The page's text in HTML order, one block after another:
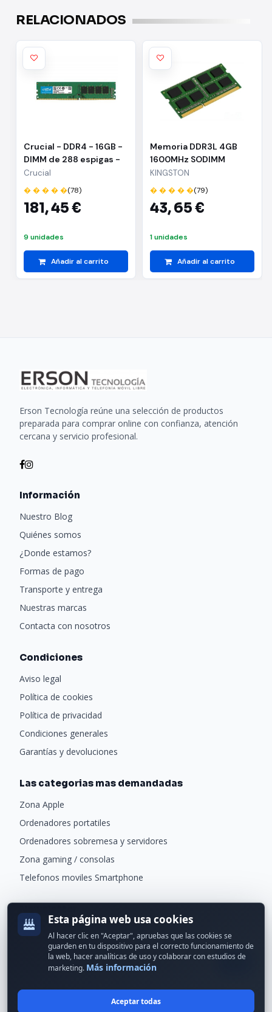
RELACIONADOS
Crucial - DDR4 - 16GB -
DIMM de 288 espigas -
sin búfer - 3200 MHz /
PC4-25600 - CL22 - 1.2
V - no ECC
Crucial
� � � � �(78)
181,45 €
9 unidades
Añadir al carrito
Memoria DDR3L 4GB
1600MHz SODIMM
KINGSTON
� � � � �(79)
43,65 €
1 unidades
Añadir al carrito
Erson Tecnología reúne una selección de productos
preparada para comprar online con confianza, atención
cercana y servicio profesional.
Información
Nuestro Blog
Quiénes somos
¿Donde estamos?
Formas de pago
Transporte y entrega
Nuestras marcas
Contacta con nosotros
Condiciones
Aviso legal
Política de cookies
Política de privacidad
Condiciones generales
Garantías y devoluciones
Las categorias mas demandadas
Zona Apple
Ordenadores portatiles
Ordenadores sobremesa y servidores
Zona gaming / consolas
Telefonos moviles Smartphone
Recibe ofertas exclusivas y novedades.
Esta página web usa cookies
Al hacer clic en "Aceptar", apruebas que las cookies se
guarden en tu dispositivo para el correcto funcionamiento de
la web, hacer analíticas de uso y colaborar con estudios de
marketing. Más información
Aceptar todas